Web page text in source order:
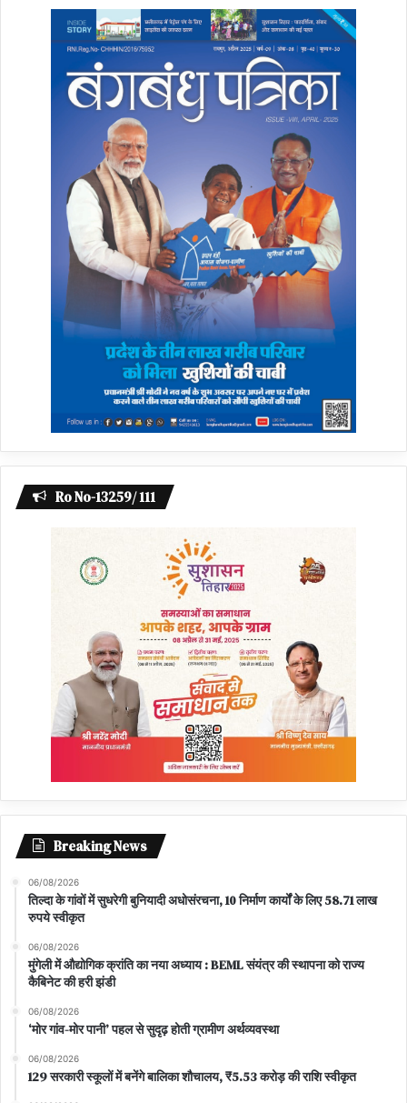
Ro No-13259/ 111
Breaking News
06/08/2026
तिल्दा के गांवों में सुधरेगी बुनियादी अधोसंरचना, 10 निर्माण कार्यों के लिए 58.71 लाख
रुपये स्वीकृत
06/08/2026
मुंगेली में औद्योगिक क्रांति का नया अध्याय : BEML संयंत्र की स्थापना को राज्य
कैबिनेट की हरी झंडी
06/08/2026
‘मोर गांव-मोर पानी’ पहल से सुदृढ़ होती ग्रामीण अर्थव्यवस्था
06/08/2026
129 सरकारी स्कूलों में बनेंगे बालिका शौचालय, ₹5.53 करोड़ की राशि स्वीकृत